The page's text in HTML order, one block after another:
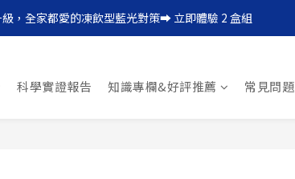
瓶，輕鬆補足膠原蛋白 ➡︎ 點我搶購 12 天體驗組
，全家都愛的凍飲型藍光對策➡ 立即體驗 2 盒組
科學實證報告 知識專欄&好評推薦 常見問題